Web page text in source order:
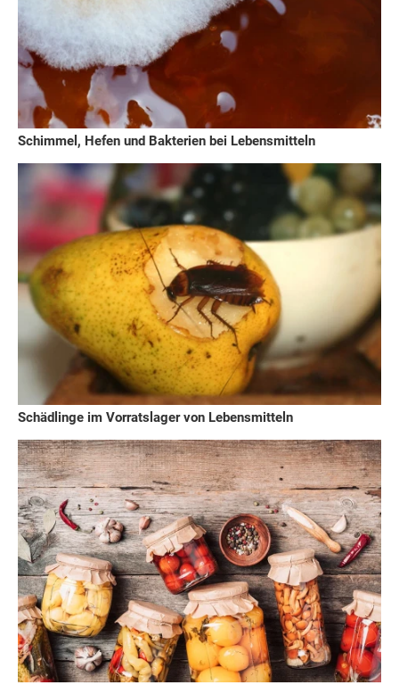
Schimmel, Hefen und Bakterien bei Lebensmitteln
Schädlinge im Vorratslager von Lebensmitteln